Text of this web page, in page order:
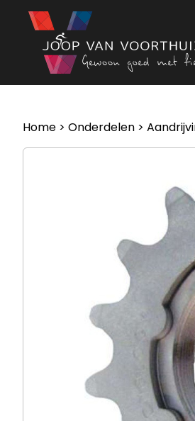
Ga naar de inhoud
Home > Onderdelen >